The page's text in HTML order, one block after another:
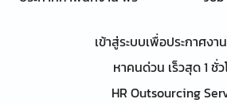
เข้าสู่ระบบเพื่อประกาศงา
หาคนด่วน เร็วสุด 1 ชั่
HR Outsourcing